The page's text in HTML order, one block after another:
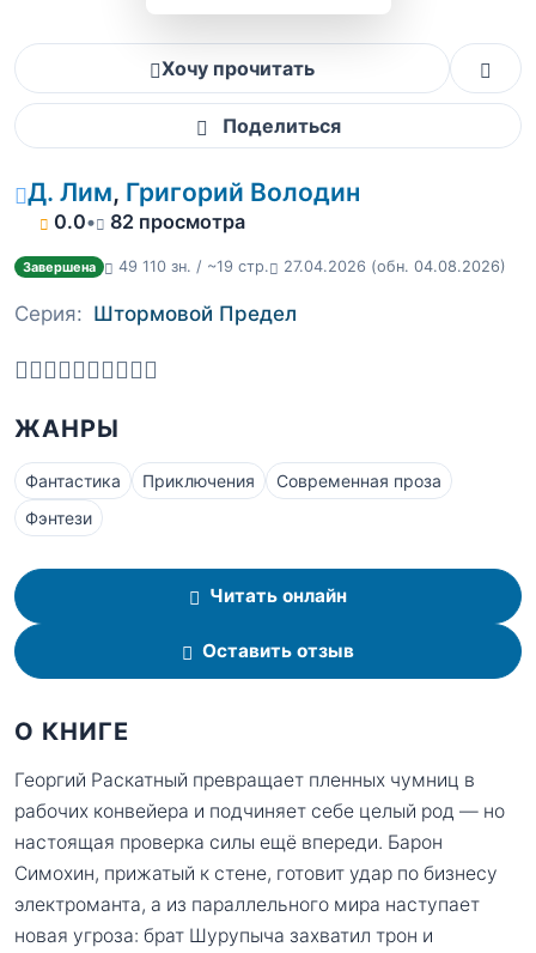
Хочу прочитать
Поделиться
Д. Лим, Григорий Володин
0.0• 82 просмотра
Завершена 49 110 зн. / ~19 стр. 27.04.2026 (обн. 04.08.2026)
Серия: Штормовой Предел
ЖАНРЫ
Фантастика Приключения
Современная проза
Фэнтези
Читать онлайн
Оставить отзыв
О КНИГЕ
Георгий Раскатный превращает пленных чумниц в
рабочих конвейера и подчиняет себе целый род — но
настоящая проверка силы ещё впереди. Барон
Симохин, прижатый к стене, готовит удар по бизнесу
электроманта, а из параллельного мира наступает
новая угроза: брат Шурупыча захватил трон и